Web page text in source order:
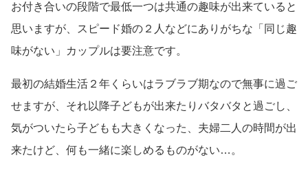
お付き合いの段階で最低一つは共通の趣味が出来ていると
思いますが、スピード婚の２人などにありがちな「同じ趣
味がない」カップルは要注意です。
最初の結婚生活２年くらいはラブラブ期なので無事に過ご
せますが、それ以降子どもが出来たりバタバタと過ごし、
気がついたら子どもも大きくなった、夫婦二人の時間が出
来たけど、何も一緒に楽しめるものがない…。